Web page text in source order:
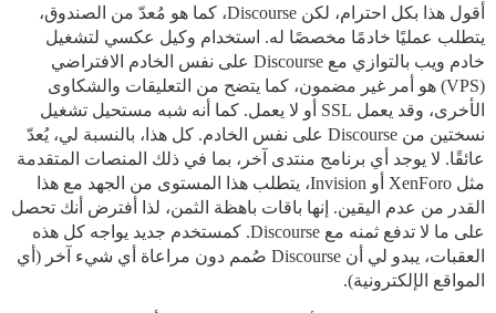
أقول هذا بكل احترام، لكن Discourse، كما هو مُعدّ من الصندوق،
يتطلب عمليًا خادمًا مخصصًا له. استخدام وكيل عكسي لتشغيل
خادم ويب بالتوازي مع Discourse على نفس الخادم الافتراضي
(VPS) هو أمر غير مضمون، كما يتضح من التعليقات والشكاوى
الأخرى، وقد يعمل SSL أو لا يعمل. كما أنه شبه مستحيل تشغيل
نسختين من Discourse على نفس الخادم. كل هذا، بالنسبة لي، يُعدّ
عائقًا. لا يوجد أي برنامج منتدى آخر، بما في ذلك المنصات المتقدمة
مثل XenForo أو Invision، يتطلب هذا المستوى من الجهد مع هذا
القدر من عدم اليقين. إنها باقات باهظة الثمن، لذا أفترض أنك تحصل
على ما لا تدفع ثمنه مع Discourse. كمستخدم جديد يواجه كل هذه
العقبات، يبدو لي أن Discourse صُمم دون مراعاة أي شيء آخر (أي
المواقع الإلكترونية).